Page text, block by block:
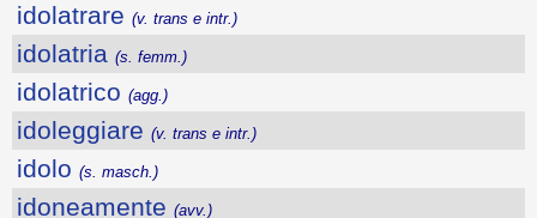
idolatrare (v. trans e intr.)
idolatria (s. femm.)
idolatrico (agg.)
idoleggiare (v. trans e intr.)
idolo (s. masch.)
idoneamente (avv.)